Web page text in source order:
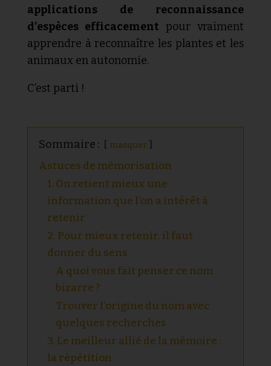
applications de reconnaissance
d’espèces efficacement pour vraiment
apprendre à reconnaître les plantes et les
animaux en autonomie.
C’est parti !
Sommaire : masquer
Astuces de mémorisation
1. On retient mieux une
information que l’on a intérêt à
retenir
2. Pour mieux retenir, il faut
donner du sens
A quoi vous fait penser ce nom
bizarre ?
Trouver l’origine du nom avec
quelques recherches
3. Le meilleur allié de la mémoire :
la répétition